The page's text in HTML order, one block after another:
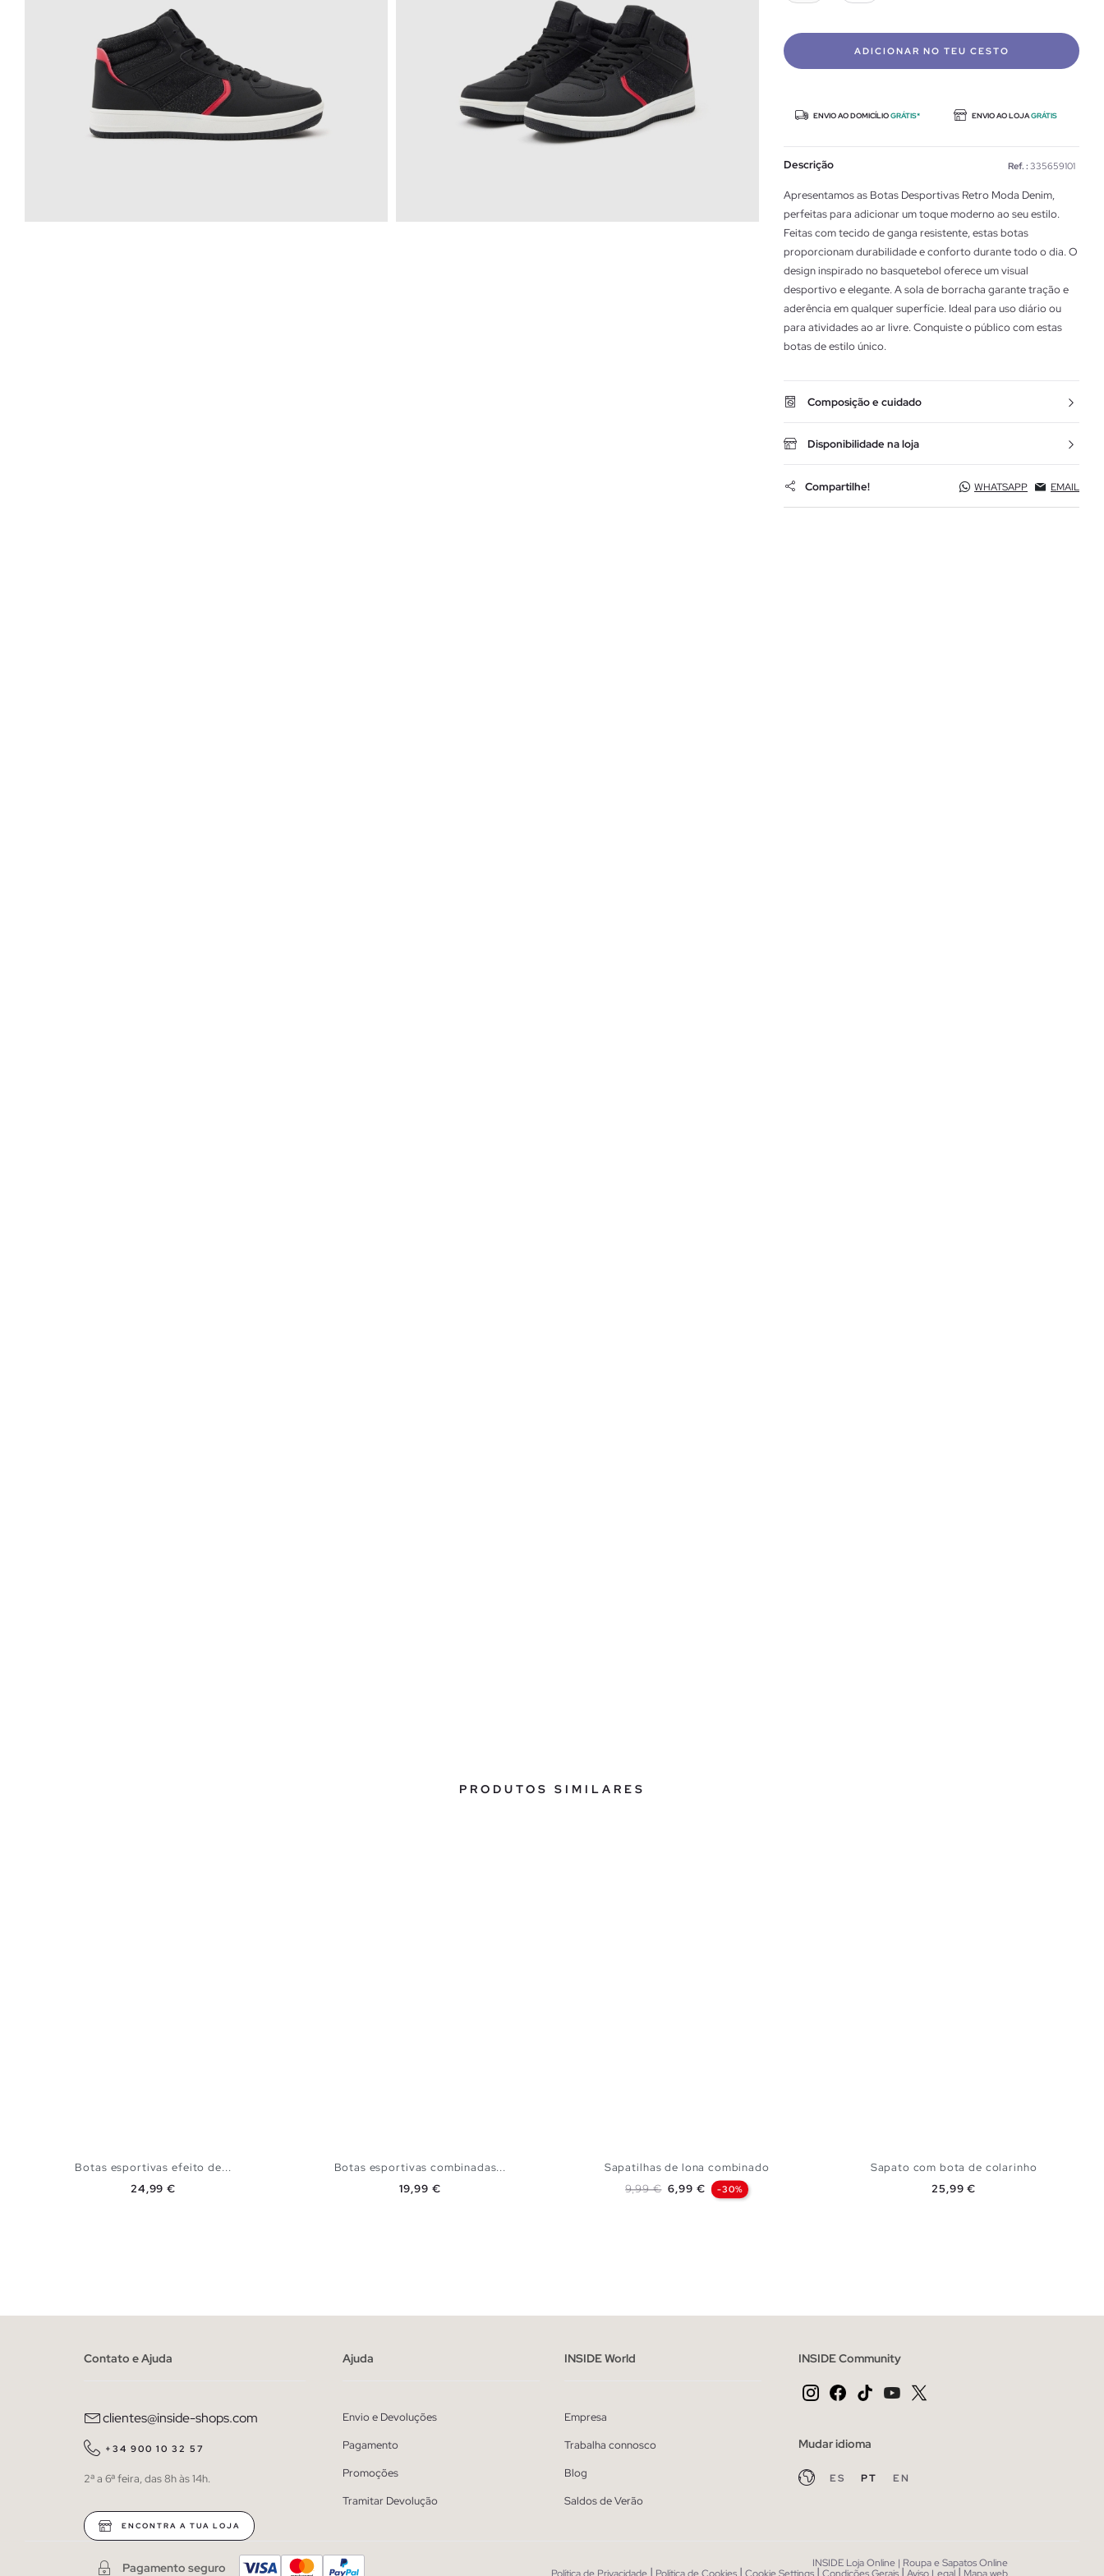
ADICIONAR NO TEU CESTO
ENVIO AO DOMICÍLIOGRÁTIS* ENVIO AO LOJAGRÁTIS
Descrição Ref. : 335659101
Apresentamos as Botas Desportivas Retro Moda Denim,
perfeitas para adicionar um toque moderno ao seu estilo.
Feitas com tecido de ganga resistente, estas botas
proporcionam durabilidade e conforto durante todo o dia. O
design inspirado no basquetebol oferece um visual
desportivo e elegante. A sola de borracha garante tração e
aderência em qualquer superfície. Ideal para uso diário ou
para atividades ao ar livre. Conquiste o público com estas
botas de estilo único.
Composição e cuidado
Disponibilidade na loja
Compartilhe! WHATSAPP EMAIL
PRODUTOS SIMILARES
Botas esportivas efeito de...
Preço
24,99 €
Botas esportivas combinadas...
Preço
19,99 €
Sapatilhas de lona combinado
Preço normal
9,99 € Preço
6,99 € -30%
Sapato com bota de colarinho
Preço
25,99 €
Contato e Ajuda
clientes@inside-shops.com
+34 900 10 32 57
2ª a 6ª feira, das 8h às 14h.
ENCONTRA A TUA LOJA
Ajuda
Envio e Devoluções
Pagamento
Promoções
Tramitar Devolução
INSIDE World
Empresa
Trabalha connosco
Blog
Saldos de Verão
INSIDE Community
Mudar idioma
ES PT EN
Pagamento seguro
INSIDE Loja Online | Roupa e Sapatos Online
| | | | |